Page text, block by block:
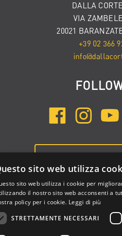
DALLA
VIA
20021
+39 02 366
sito web utilizza
sito web utilizza i cookie per
il nostro sito web acconsenti a
policy per i cookie. Leggi di più
STRETTAMENTE NECESSARI